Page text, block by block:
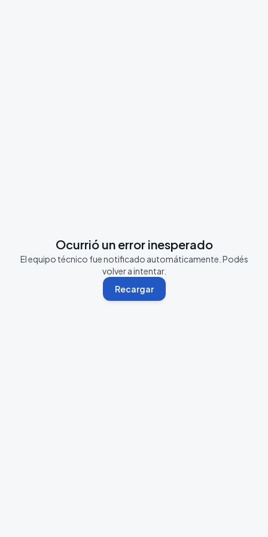
Ocurrió un error inesperado
El equipo técnico fue notificado automáticamente. Podés
volver a intentar.
Recargar